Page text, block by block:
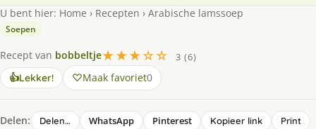
U bent hier: Home › Recepten › Arabische lamssoep
Soepen
Recept van bobbeltje★★★☆☆
3 (6)
👍Lekker! Maak favoriet0
Delen: Delen… WhatsApp Pinterest Kopieer link Print